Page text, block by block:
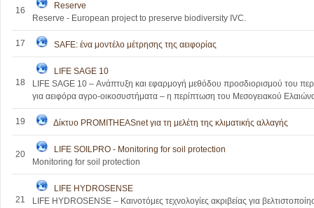
16
Reserve
Reserve - European project to preserve biodiversity IVC.
17 SAFE: ένα μοντέλο μέτρησης της αειφορίας
18
LIFE SAGE 10
LIFE SAGE 10 – Ανάπτυξη και εφαρμογή μεθόδου προσδιορισμού του
για αειφόρα αγρο-οικοσυστήματα – η περίπτωση του Μεσογειακού
19 Δίκτυο PROMITHEASnet για τη μελέτη της κλιματικής αλλαγής
20
LIFE SOILPRO - Monitoring for soil protection
Monitoring for soil protection
21
LIFE HYDROSENSE
LIFE HYDROSENSE – Καινοτόμες τεχνολογίες ακριβείας για